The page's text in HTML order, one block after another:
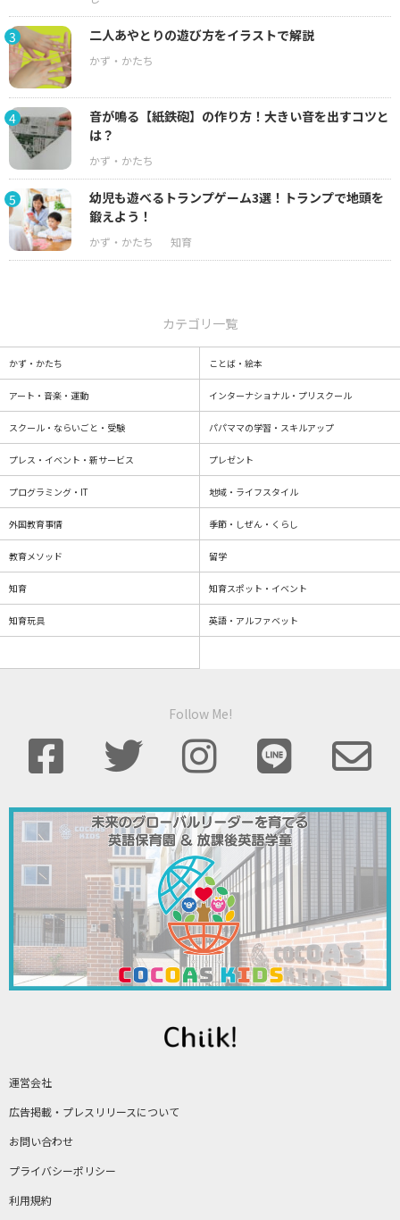
3 二人あやとりの遊び方をイラストで解説
4
音が鳴る【紙鉄砲】の作り方！大きい音を出すコツと
は？
5
幼児も遊べるトランプゲーム3選！トランプで地頭を
鍛えよう！
運営会社
広告掲載・プレスリリースについて
お問い合わせ
プライバシーポリシー
利用規約
カテゴリ一覧
かず・かたち ことば・絵本
アート・音楽・運動 インターナショナル・プリスクール
スクール・ならいごと・受験 パパママの学習・スキルアップ
プレス・イベント・新サービス プレゼント
プログラミング・IT 地域・ライフスタイル
外国教育事情 季節・しぜん・くらし
教育メソッド 留学
知育 知育スポット・イベント
知育玩具 英語・アルファベット
Follow Me!